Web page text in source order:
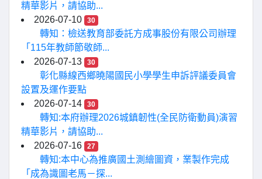
精華影片，請協助...
2026-07-10
30
轉知：檢送教育部委託方成事股份有限公司辦理
「115年教師節敬師...
2026-07-13
30
彰化縣線西鄉曉陽國民小學學生申訴評議委員會
設置及運作要點
2026-07-14
30
轉知:本府辦理2026城鎮韌性(全民防衛動員)演習
精華影片，請協助...
2026-07-16
27
轉知:本中心為推廣國土測繪圖資，業製作完成
「成為識圖老馬－探...